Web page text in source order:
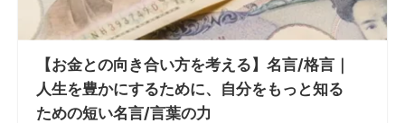
【お金との向き合い方を考える】名言/格言｜
人生を豊かにするために、自分をもっと知る
ための短い名言/言葉の力